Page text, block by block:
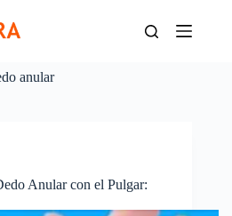
anular
Anular con el Pulgar: